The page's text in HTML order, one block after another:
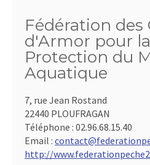
Fédération des
d'Armor pour
Protection du
Aquatique
7, rue Jean Rostand
22440 PLOUFRAGAN
Téléphone : 02.96.68.15.40
Email :
http://